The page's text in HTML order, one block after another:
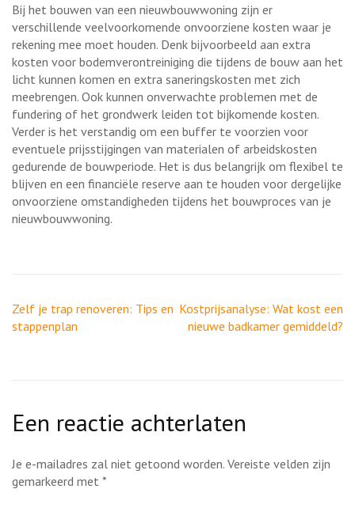
Bij het bouwen van een nieuwbouwwoning zijn er
verschillende veelvoorkomende onvoorziene kosten waar je
rekening mee moet houden. Denk bijvoorbeeld aan extra
kosten voor bodemverontreiniging die tijdens de bouw aan het
licht kunnen komen en extra saneringskosten met zich
meebrengen. Ook kunnen onverwachte problemen met de
fundering of het grondwerk leiden tot bijkomende kosten.
Verder is het verstandig om een buffer te voorzien voor
eventuele prijsstijgingen van materialen of arbeidskosten
gedurende de bouwperiode. Het is dus belangrijk om flexibel te
blijven en een financiële reserve aan te houden voor dergelijke
onvoorziene omstandigheden tijdens het bouwproces van je
nieuwbouwwoning.
Berichtnavigatie
Zelf je trap renoveren: Tips en
stappenplan
Kostprijsanalyse: Wat kost een
nieuwe badkamer gemiddeld?
Een reactie achterlaten
Je e-mailadres zal niet getoond worden. Vereiste velden zijn
gemarkeerd met *